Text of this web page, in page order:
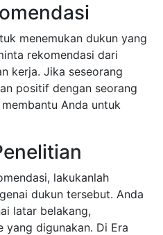
menemukan dukun yang
rekomendasi dari
kerja. Jika seseorang
positif dengan seorang
Anda untuk
lakukanlah
dukun tersebut. Anda
latar belakang,
yang digunakan. Di Era